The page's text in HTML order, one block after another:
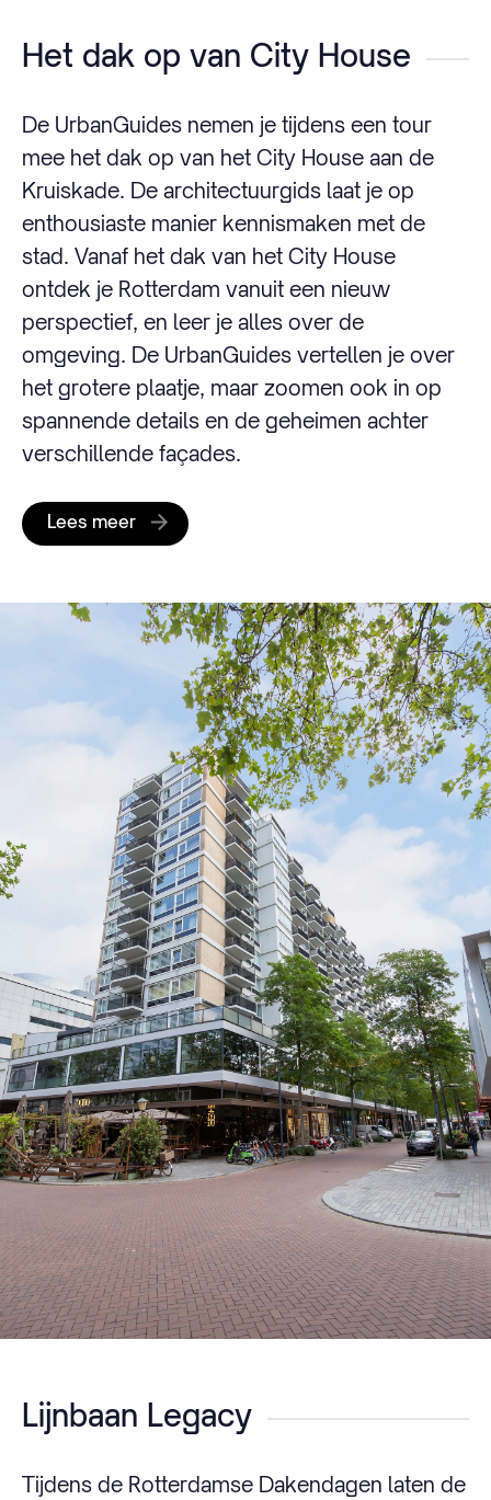
Het dak op van City House
De UrbanGuides nemen je tijdens een tour
mee het dak op van het City House aan de
Kruiskade. De architectuurgids laat je op
enthousiaste manier kennismaken met de
stad. Vanaf het dak van het City House
ontdek je Rotterdam vanuit een nieuw
perspectief, en leer je alles over de
omgeving. De UrbanGuides vertellen je over
het grotere plaatje, maar zoomen ook in op
spannende details en de geheimen achter
verschillende façades.
Lees meer
Lijnbaan Legacy
Tijdens de Rotterdamse Dakendagen laten de